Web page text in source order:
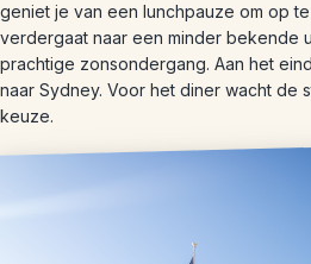
geniet je van een lunchpauze om op
verdergaat naar een minder bekende
prachtige zonsondergang. Aan het
naar Sydney. Voor het diner wacht de
keuze.